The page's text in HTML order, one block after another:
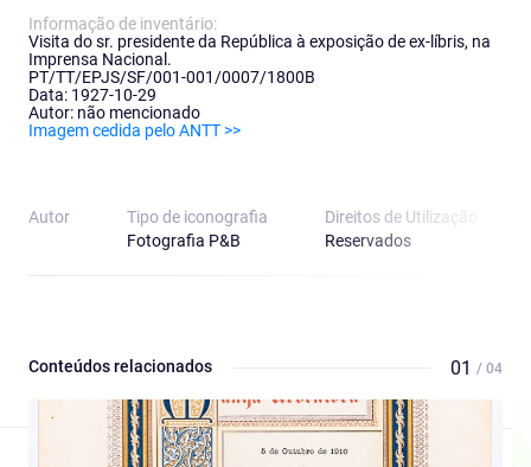
Informação de inventário:
Visita do sr. presidente da República à exposição de ex-líbris, na
Imprensa Nacional.
PT/TT/EPJS/SF/001-001/0007/1800B
Data: 1927-10-29
Autor: não mencionado
Imagem cedida pelo ANTT >>
Autor
Tipo de iconografia
Fotografia P&B
Direitos de Utilização
Reservados
Conteúdos relacionados 01 / 04